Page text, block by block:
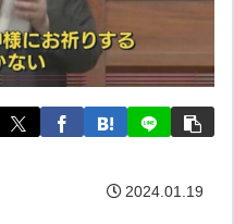
2024.01.19